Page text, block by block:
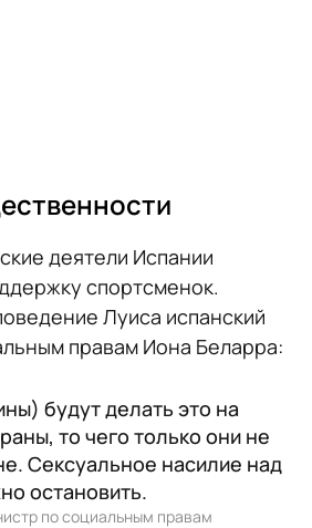
деятели Испании
спортсменок.
Луиса испанский
правам Иона Беларра:
будут делать это на
то чего только они не
Сексуальное насилие над
остановить.
по социальным правам